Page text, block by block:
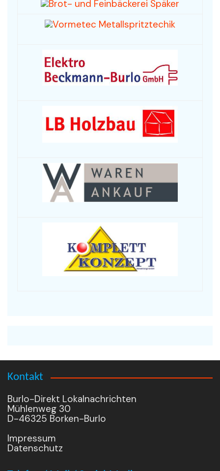
Kontakt
Burlo-Direkt Lokalnachrichten
Mühlenweg 30
D-46325 Borken-Burlo
Impressum
Datenschutz